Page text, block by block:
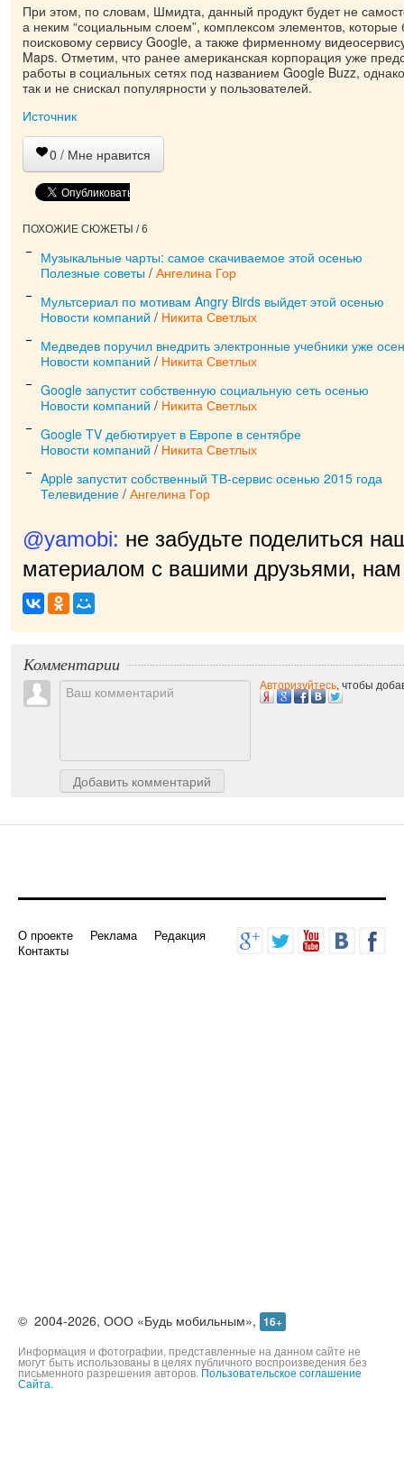
При этом, по словам, Шмидта, данный продукт будет не
а неким “социальным слоем”, комплексом элементов, которые
поисковому сервису Google, а также фирменному
Maps. Отметим, что ранее американская корпорация уже
работы в социальных сетях под названием Google Buzz,
так и не снискал популярности у пользователей.
Источник
0 / Мне нравится
ПОХОЖИЕ СЮЖЕТЫ / 6
Музыкальные чарты: самое скачиваемое этой осенью
Полезные советы / Ангелина Гор
Мультсериал по мотивам Angry Birds выйдет этой осенью
Новости компаний / Никита Светлых
Медведев поручил внедрить электронные учебники уже
Новости компаний / Никита Светлых
Google запустит собственную социальную сеть осенью
Новости компаний / Никита Светлых
Google TV дебютирует в Европе в сентябре
Новости компаний / Никита Светлых
Apple запустит собственный ТВ-сервис осенью 2015 года
Телевидение / Ангелина Гор
@yamobi: не забудьте поделиться
материалом с вашими друзьями, нам
п|
Комментарии
©2004-2026,ООО «Будь мобильным», 16+
Информация и фотографии, представленные на данном сайте не
могут быть использованы в целях публичного воспроизведения без